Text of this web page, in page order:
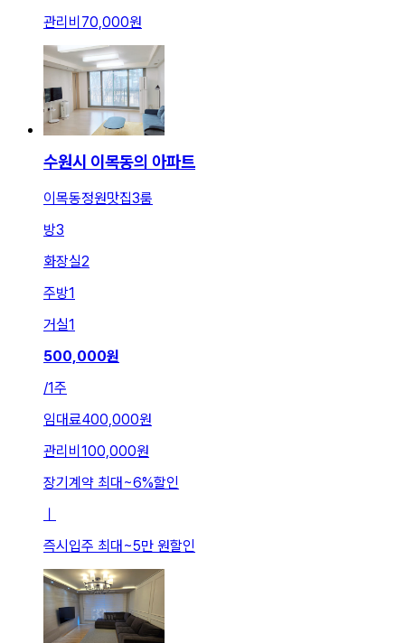
관리비 70,000원
수원시 이목동의 아파트
이목동정원맛집3룸
방3
화장실2
주방1
거실1
500,000원
/1주
임대료400,000원
관리비 100,000원
장기계약 최대 ~6%할인
즉시입주 최대 ~5만 원할인